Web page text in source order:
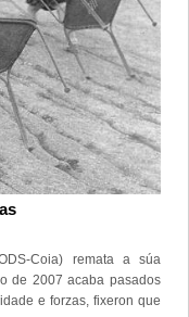
Coia) remata a súa
de 2007 acaba pasados
e forzas, fixeron que